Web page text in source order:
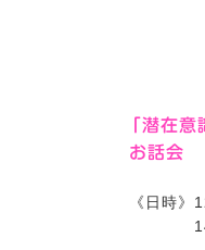
「潜在意
お話会
《日時》